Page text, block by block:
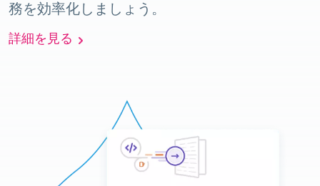
務を効率化しましょう。
詳細を見る